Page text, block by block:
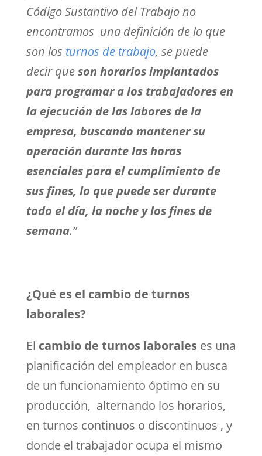
Código Sustantivo del Trabajo no
encontramos una definición de lo que
son los turnos de trabajo, se puede
decir queson horarios implantados
para programar a los trabajadores en
la ejecución de las labores de la
empresa, buscando mantener su
operación durante las horas
esenciales para el cumplimiento de
sus fines, lo que puede ser durante
todo el día, la noche y los fines de
semana.”
¿Qué es el cambio de turnos
laborales?
El cambio de turnos laboraleses una
planificación del empleador en busca
de un funcionamiento óptimo en su
producción, alternando los horarios,
en turnos continuos o discontinuos , y
donde el trabajador ocupa el mismo